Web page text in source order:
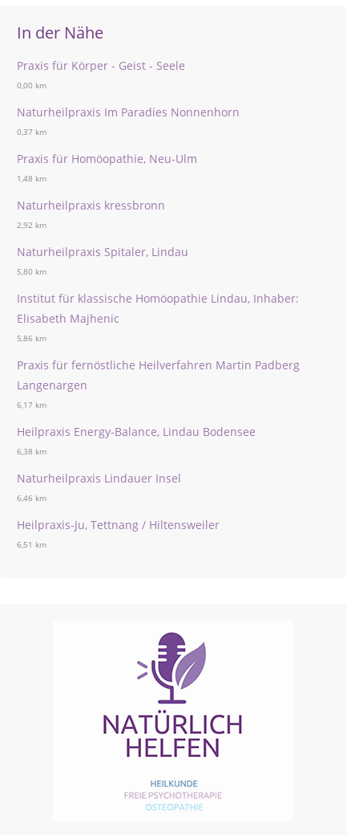
In der Nähe
Praxis für Körper - Geist - Seele
0,00 km
Naturheilpraxis Im Paradies Nonnenhorn
0,37 km
Praxis für Homöopathie, Neu-Ulm
1,48 km
Naturheilpraxis kressbronn
2,92 km
Naturheilpraxis Spitaler, Lindau
5,80 km
Institut für klassische Homöopathie Lindau, Inhaber:
Elisabeth Majhenic
5,86 km
Praxis für fernöstliche Heilverfahren Martin Padberg
Langenargen
6,17 km
Heilpraxis Energy-Balance, Lindau Bodensee
6,38 km
Naturheilpraxis Lindauer Insel
6,46 km
Heilpraxis-Ju, Tettnang / Hiltensweiler
6,51 km